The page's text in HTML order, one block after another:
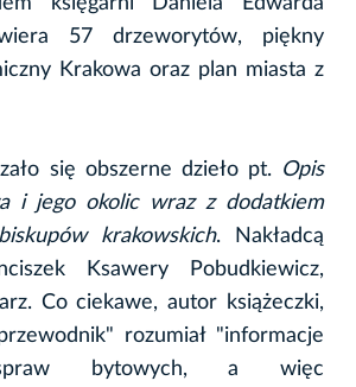
57 drzeworytów, piękny
Krakowa oraz plan miasta z
się obszerne dzieło pt. Opis
i jego okolic wraz z dodatkiem
krakowskich. Nakładcą
Ksawery Pobudkiewicz,
Co ciekawe, autor książeczki,
rozumiał "informacje
bytowych, a więc